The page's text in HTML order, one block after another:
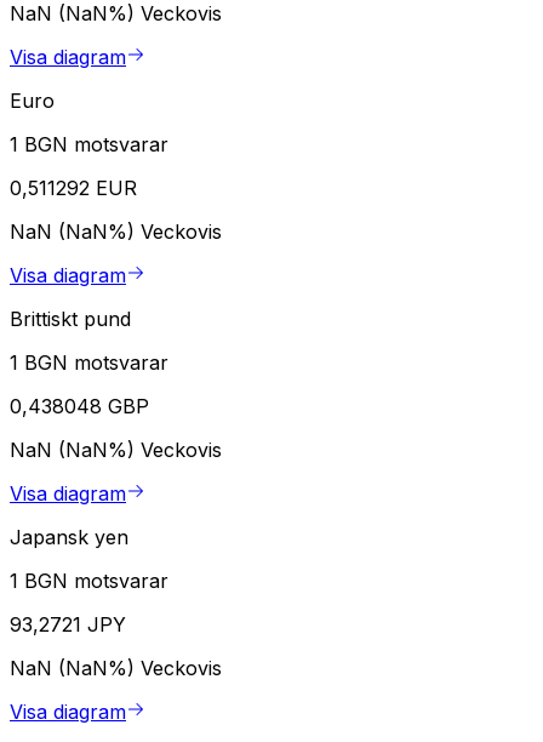
NaN (NaN%) Veckovis
Visa diagram
Euro
1 BGN motsvarar
0,511292 EUR
NaN (NaN%) Veckovis
Visa diagram
Brittiskt pund
1 BGN motsvarar
0,438048 GBP
NaN (NaN%) Veckovis
Visa diagram
Japansk yen
1 BGN motsvarar
93,2721 JPY
NaN (NaN%) Veckovis
Visa diagram